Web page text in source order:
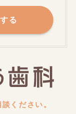
る
ください。